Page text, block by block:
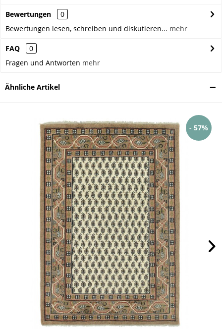
Bewertungen
0
Bewertungen lesen, schreiben und diskutieren... mehr
FAQ
0
Fragen und Antworten mehr
Ähnliche Artikel
- 57%